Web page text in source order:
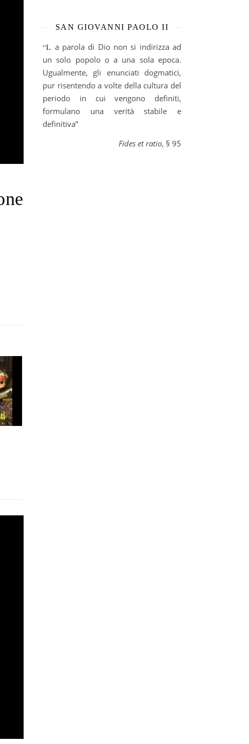
SAN GIOVANNI PAOLO II
“La parola di Dio non si indirizza ad
un solo popolo o a una sola epoca.
Ugualmente, gli enunciati dogmatici,
pur risentendo a volte della cultura del
periodo in cui vengono definiti,
formulano una verità stabile e
definitiva”
Fides et ratio, § 95